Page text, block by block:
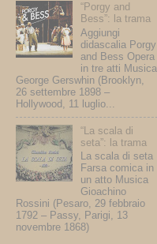
“Porgy and
Bess”: la trama
Aggiungi
didascalia Porgy
and Bess Opera
in tre atti Musica
George Gerswhin (Brooklyn,
26 settembre 1898 –
Hollywood, 11 luglio...
“La scala di
seta”: la trama
La scala di seta
Farsa comica in
un atto Musica
Gioachino
Rossini (Pesaro, 29 febbraio
1792 – Passy, Parigi, 13
novembre 1868)